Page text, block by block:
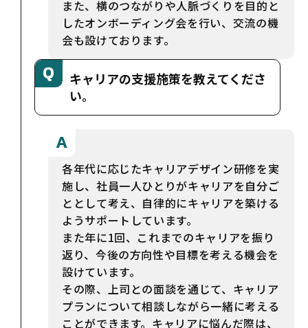
また、横のつながりや人脈づくりを目的と
したオンボーディング会を行い、交流の機
会も設けております。
キャリアの支援施策を教えてくださ
い。
各年代に応じたキャリアデザイン研修を実
施し、社員一人ひとりがキャリアを自分ご
ととして考え、自律的にキャリアを築ける
ようサポートしています。
また年に1回、これまでのキャリアを振り
返り、今後の方向性や目標を考える機会を
設けています。
その際、上司との面談を通じて、キャリア
プランについて相談しながら一緒に考える
ことができます。キャリアに悩んだ際は、